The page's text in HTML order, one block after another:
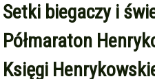
Setki biegaczy i
Półmaraton
Księgi